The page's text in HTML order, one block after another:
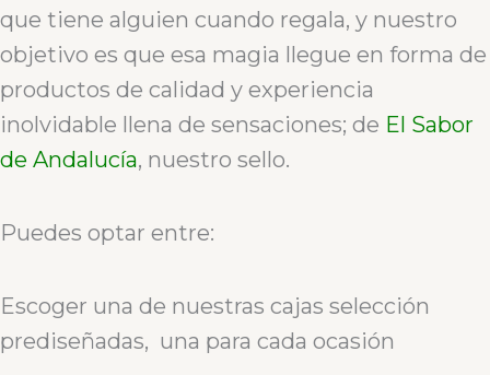
que tiene alguien cuando regala, y nuestro
objetivo es que esa magia llegue en forma de
productos de calidad y experiencia
inolvidable llena de sensaciones; de El Sabor
de Andalucía, nuestro sello.
Puedes optar entre:
Escoger una de nuestras cajas selección
prediseñadas, una para cada ocasión